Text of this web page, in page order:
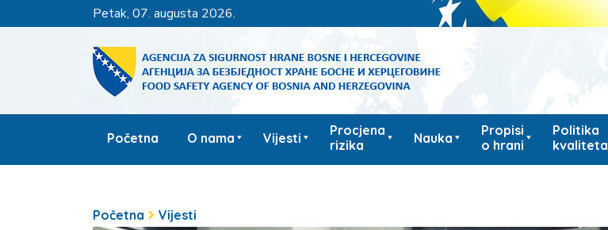
petak, 07. augusta 2026.
Početna O nama Vijesti
Procjena
rizika
Nauka
Propisi
o hrani
Politika
kvaliteta
Početna Vijesti